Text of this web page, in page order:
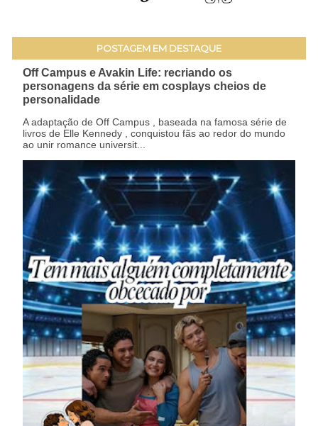
POSTAGEM EM DESTAQUE
Off Campus e Avakin Life: recriando os
personagens da série em cosplays cheios de
personalidade
A adaptação de Off Campus , baseada na famosa série de
livros de Elle Kennedy , conquistou fãs ao redor do mundo
ao unir romance universit...